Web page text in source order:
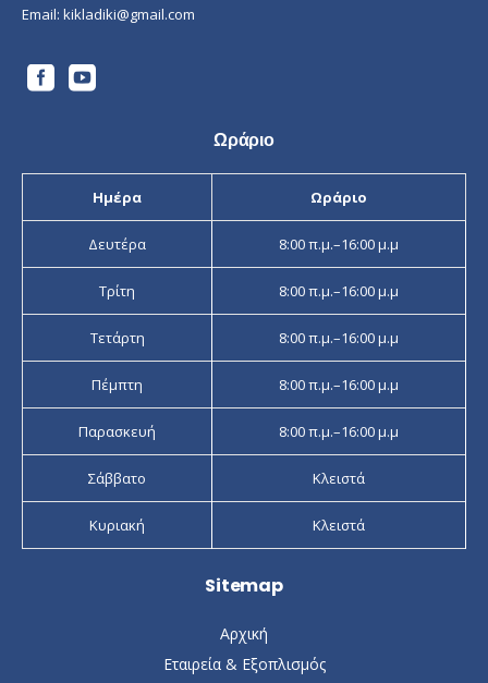
Email: kikladiki@gmail.com
Ωράριο
Ημέρα Ωράριο
Δευτέρα 8:00 π.μ.–16:00 μ.μ
Τρίτη 8:00 π.μ.–16:00 μ.μ
Τετάρτη 8:00 π.μ.–16:00 μ.μ
Πέμπτη 8:00 π.μ.–16:00 μ.μ
Παρασκευή 8:00 π.μ.–16:00 μ.μ
Σάββατο Κλειστά
Κυριακή Κλειστά
Sitemap
Αρχική
Εταιρεία & Εξοπλισμός